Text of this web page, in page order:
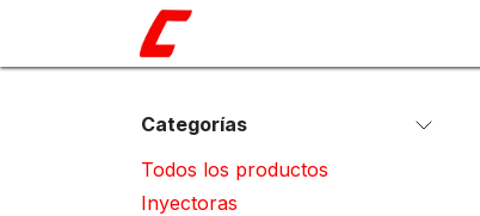
Categorías
Todos los productos
Inyectoras